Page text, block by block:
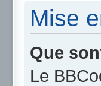
Mise
Que
Le